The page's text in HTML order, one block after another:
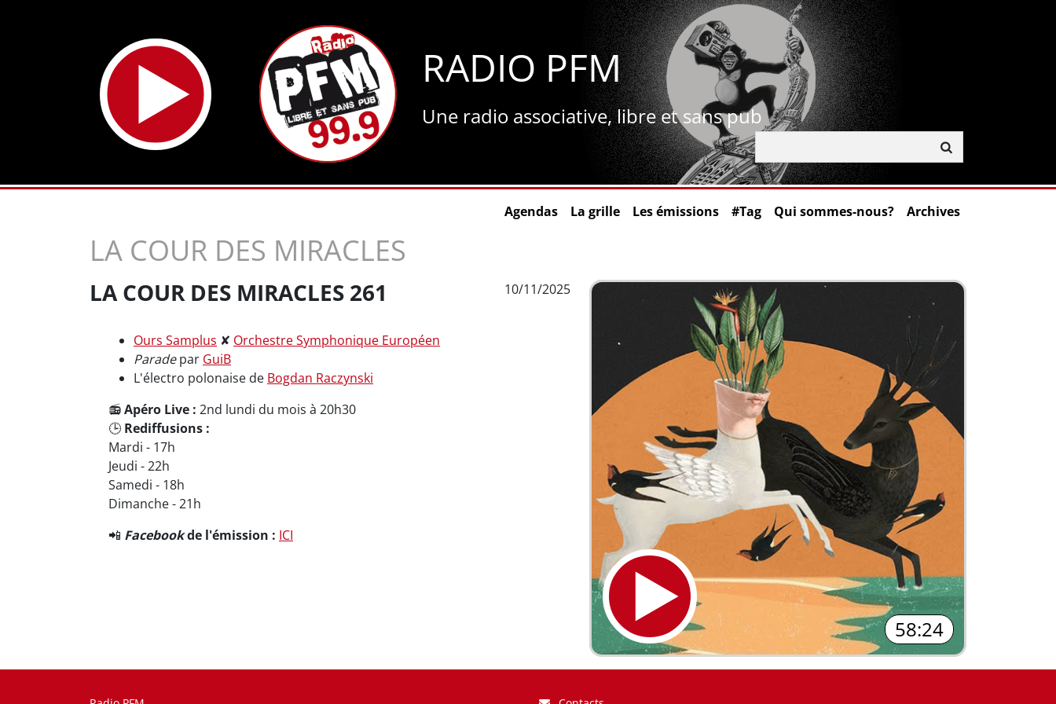
RADIO PFM
Une radio associative, libre et sans pub
Agendas La grille Les émissions #Tag Qui sommes-nous? Archives
LA COUR DES MIRACLES
LA COUR DES MIRACLES 261 10/11/2025
Ours Samplus ✘ Orchestre Symphonique Européen
Paradepar GuiB
L'électro polonaise de Bogdan Raczynski
📻Apéro Live : 2nd lundi du mois à 20h30
🕒 Rediffusions :
Mardi - 17h
Jeudi - 22h
Samedi - 18h
Dimanche - 21h
📲 Facebookde l'émission : ICI
58:24